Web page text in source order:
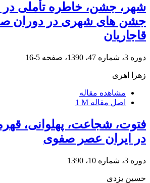
شهر، جشن، خاطره تأملی
جشن های شهری در دوران
قاجاریان
دوره 3، شماره 47، 1390، صفحه 5-16
زهرا اهری
مشاهده مقاله
اصل مقاله 1 M
فتوت، شجاعت، پهلوانی،
در ایران عصر صفوی
دوره 3، شماره 10، 1390
حسین یزدی